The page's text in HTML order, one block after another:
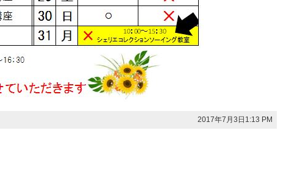
2017年7月3日1:13 PM